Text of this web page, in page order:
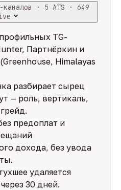
каналов · 5 ATS · 649
TG-
Партнёркин и
Himalayas
разбирает сырец
— роль, вертикаль,
предоплат и
дохода, без увода
удаляется
30 дней.